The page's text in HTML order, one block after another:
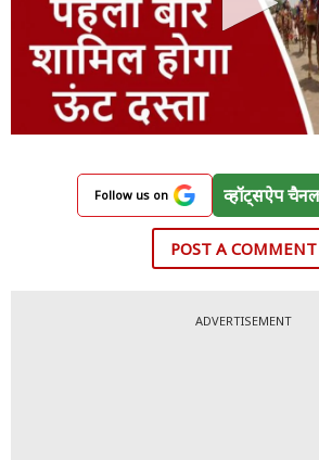
Follow us on व्हॉट्सऐप
POST A COMMENT
ADVERTISEMENT